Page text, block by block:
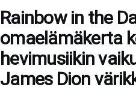
Rainbow in the
omaelämäkerta
hevimusiikin
James Dion